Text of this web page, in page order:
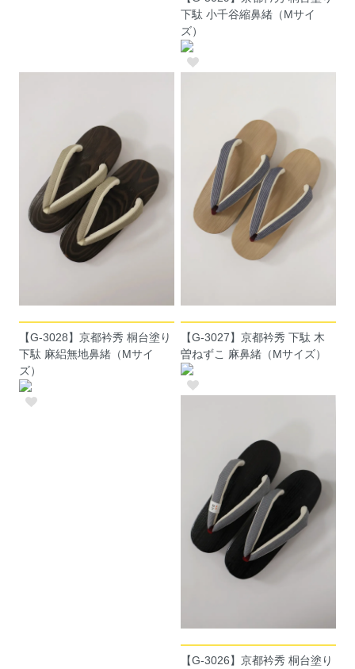
下駄 小千谷縮鼻緒（Mサイ
ズ）
【G-3028】京都衿秀 桐台塗り
下駄 麻絽無地鼻緒（Mサイ
ズ）
【G-3027】京都衿秀 下駄 木
曽ねずこ 麻鼻緒（Mサイズ）
【G-3026】京都衿秀 桐台塗り